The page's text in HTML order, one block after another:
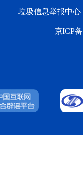
垃圾信息举报中心
京ICP